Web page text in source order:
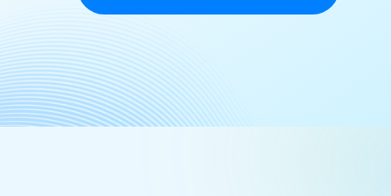
AI時代の全ビジネスパーソン必
速
AI人材育成：タイムマネジメ
ント